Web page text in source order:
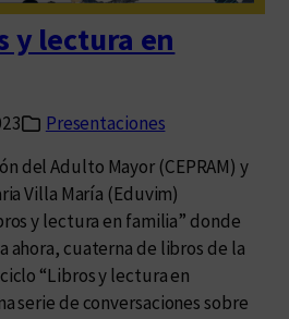
y lectura en
Presentaciones
del Adulto Mayor (CEPRAM) y
Villa María (Eduvim)
y lectura en familia” donde
ahora, cuaterna de libros de la
“Libros y lectura en
serie de conversaciones sobre